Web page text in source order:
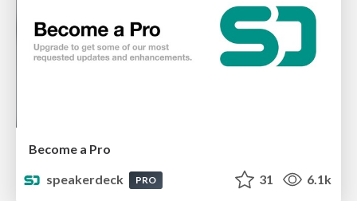
Become a Pro
speakerdeck
PRO 31 6.1k